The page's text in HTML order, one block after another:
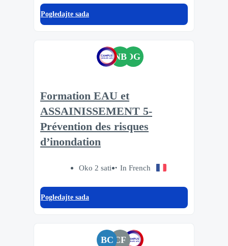
Pogledajte sada
NBOG
Formation EAU et
ASSAINISSEMENT 5-
Prévention des risques
d’inondation
Oko 2 sati In French
Pogledajte sada
BC CF